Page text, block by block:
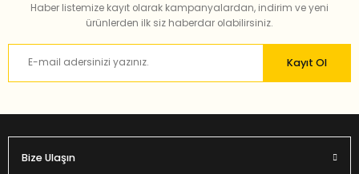
Haber listemize kayıt olarak kampanyalardan, indirim ve yeni
ürünlerden ilk siz haberdar olabilirsiniz.
Kayıt Ol
Bize Ulaşın